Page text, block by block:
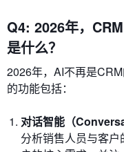
Q4: 2026年，
是什么？
2026年，AI不再是
的功能包括：
对话智能（
分析销售人员与客